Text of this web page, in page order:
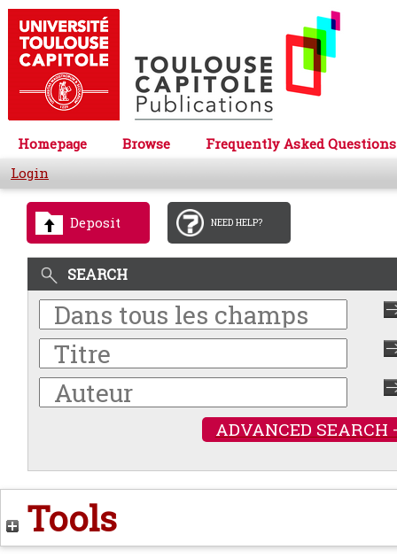
Homepage Browse
Frequently Asked Questions
Login
Deposit NEED HELP?
SEARCH
ADVANCED SEARCH
Tools